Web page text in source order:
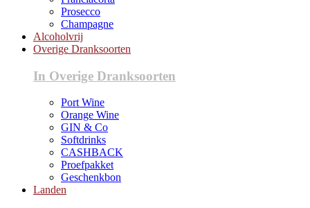
Prosecco
Champagne
Alcoholvrij
Overige Dranksoorten
In Overige Dranksoorten
Port Wine
Orange Wine
GIN & Co
Softdrinks
CASHBACK
Proefpakket
Geschenkbon
Landen